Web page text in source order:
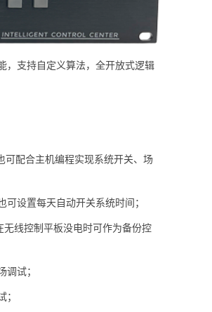
，支持自定义算法，全开放式逻辑
配合主机编程实现系统开关、场
设置每天自动开关系统时间；
线控制平板没电时可作为备份控
试；